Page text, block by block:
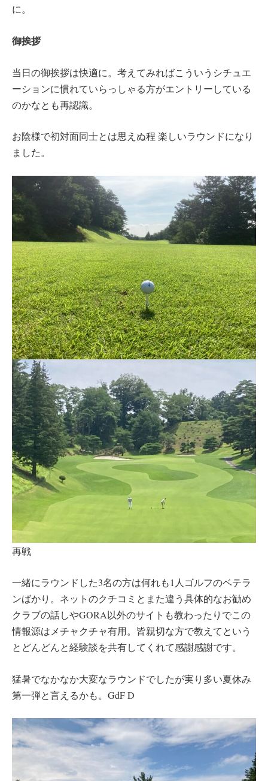
に。
御挨拶
当日の御挨拶は快適に。考えてみればこういうシチュエ
ーションに慣れていらっしゃる方がエントリーしている
のかなとも再認識。
お陰様で初対面同士とは思えぬ程 楽しいラウンドになり
ました。
再戦
一緒にラウンドした3名の方は何れも1人ゴルフのベテラ
ンばかり。ネットのクチコミとまた違う具体的なお勧め
クラブの話しやGORA以外のサイトも教わったりでこの
情報源はメチャクチャ有用。皆親切な方で教えてという
とどんどんと経験談を共有してくれて感謝感謝です。
猛暑でなかなか大変なラウンドでしたが実り多い夏休み
第一弾と言えるかも。GdF D